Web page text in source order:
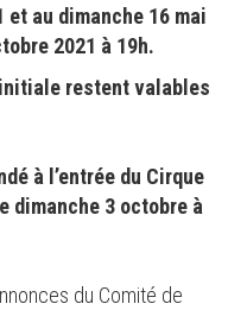
au dimanche 16 mai
2021 à 19h.
restent valables
à l’entrée du Cirque
dimanche 3 octobre à
du Comité de